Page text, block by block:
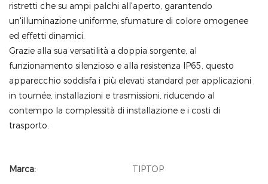
ristretti che su ampi palchi all'aperto, garantendo
un'illuminazione uniforme, sfumature di colore omogenee
ed effetti dinamici.
Grazie alla sua versatilità a doppia sorgente, al
funzionamento silenzioso e alla resistenza IP65, questo
apparecchio soddisfa i più elevati standard per applicazioni
in tournée, installazioni e trasmissioni, riducendo al
contempo la complessità di installazione e i costi di
trasporto.
Marca:
TIPTOP